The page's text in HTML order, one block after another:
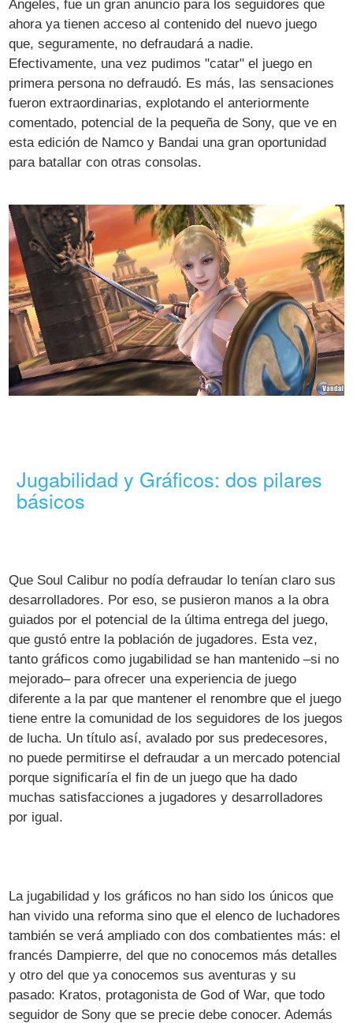
Ángeles, fue un gran anuncio para los seguidores que
ahora ya tienen acceso al contenido del nuevo juego
que, seguramente, no defraudará a nadie.
Efectivamente, una vez pudimos "catar" el juego en
primera persona no defraudó. Es más, las sensaciones
fueron extraordinarias, explotando el anteriormente
comentado, potencial de la pequeña de Sony, que ve en
esta edición de Namco y Bandai una gran oportunidad
para batallar con otras consolas.
Jugabilidad y Gráficos: dos pilares
básicos
Que Soul Calibur no podía defraudar lo tenían claro sus
desarrolladores. Por eso, se pusieron manos a la obra
guiados por el potencial de la última entrega del juego,
que gustó entre la población de jugadores. Esta vez,
tanto gráficos como jugabilidad se han mantenido –si no
mejorado– para ofrecer una experiencia de juego
diferente a la par que mantener el renombre que el juego
tiene entre la comunidad de los seguidores de los juegos
de lucha. Un título así, avalado por sus predecesores,
no puede permitirse el defraudar a un mercado potencial
porque significaría el fin de un juego que ha dado
muchas satisfacciones a jugadores y desarrolladores
por igual.
La jugabilidad y los gráficos no han sido los únicos que
han vivido una reforma sino que el elenco de luchadores
también se verá ampliado con dos combatientes más: el
francés Dampierre, del que no conocemos más detalles
y otro del que ya conocemos sus aventuras y su
pasado: Kratos, protagonista de God of War, que todo
seguidor de Sony que se precie debe conocer. Además